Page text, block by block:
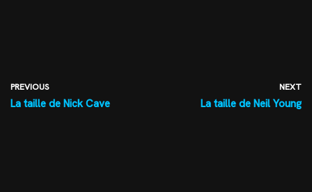
PREVIOUS
La taille de Nick Cave
NEXT
La taille de Neil Young